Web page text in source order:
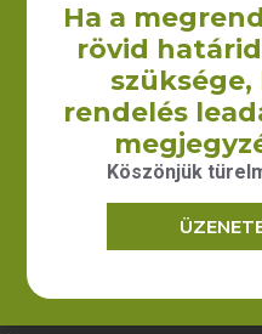
A Yourcontact Marketing és
belül 2009-ben kezdtük el
illetve egyéb textilből készült
forgalmazását.
Elérhetőség
Ha a
rövid
rendelés
Köszönjük